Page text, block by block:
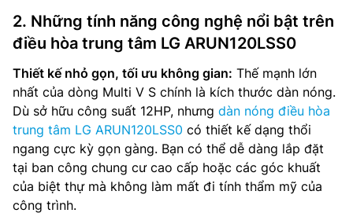
2. Những tính năng công nghệ nổi bật trên
điều hòa trung tâm LG ARUN120LSS0
Thiết kế nhỏ gọn, tối ưu không gian: Thế mạnh lớn
nhất của dòng Multi V S chính là kích thước dàn nóng.
Dù sở hữu công suất 12HP, nhưng dàn nóng điều hòa
trung tâm LG ARUN120LSS0 có thiết kế dạng thổi
ngang cực kỳ gọn gàng. Bạn có thể dễ dàng lắp đặt
tại ban công chung cư cao cấp hoặc các góc khuất
của biệt thự mà không làm mất đi tính thẩm mỹ của
công trình.